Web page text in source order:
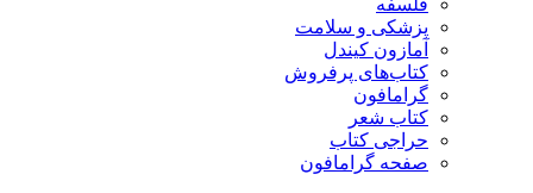
فلسفه
پزشکی و سلامت
آمازون کیندل
کتاب‌های پرفروش
گرامافون
کتاب شعر
حراجی کتاب
صفحه گرامافون